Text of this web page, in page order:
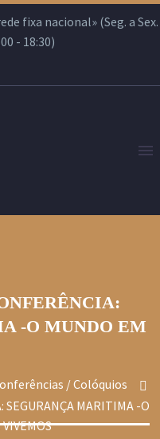
fixa nacional» (Seg. a Sex.
- 18:30)
-O MUNDO EM
/ Colóquios
SEGURANÇA MARITIMA -O